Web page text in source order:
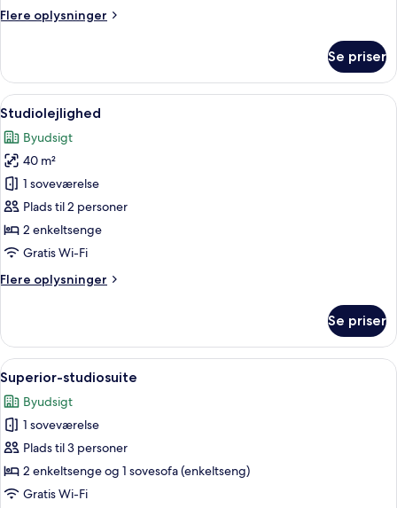
Flere oplysninger
Flere
suite
Se priser
Indlæs
alle
billeder
af
Studiolejlighed
Et soveværelse med to senge, en
4
Studiolejlighed
Byudsigt
40 m²
1 soveværelse
Plads til 2 personer
2 enkeltsenge
Gratis Wi-Fi
Flere oplysninger
Flere
Se priser
Indlæs
alle
billeder
af
Superior-
studiosuite
Et hotelværelse med to senge, et
1
Superior-studiosuite
Byudsigt
1 soveværelse
Plads til 3 personer
2 enkeltsenge og 1 sovesofa (enkeltseng)
Gratis Wi-Fi